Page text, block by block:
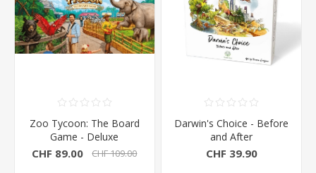
Zoo Tycoon: The Board
Game - Deluxe
CHF 89.00 CHF 109.00
Darwin's Choice - Before
and After
CHF 39.90